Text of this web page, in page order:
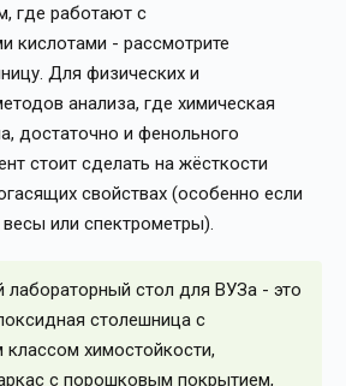
где работают с
кислотами - рассмотрите
Для физических и
анализа, где химическая
достаточно и фенольного
стоит сделать на жёсткости
свойствах (особенно если
или спектрометры).
лабораторный стол для ВУЗа - это
столешница с
химостойкости,
с порошковым покрытием,